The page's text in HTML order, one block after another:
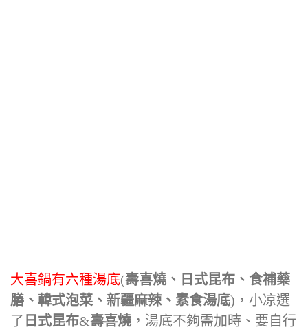
大喜鍋有六種湯底(壽喜燒、日式昆布、食補藥
膳、韓式泡菜、新疆麻辣、素食湯底)，小凉選
了 日式昆布&壽喜燒 ，湯底不夠需加時、要自行